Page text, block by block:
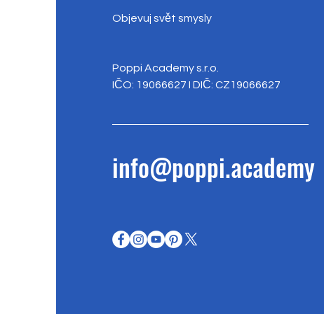
Objevuj svět smysly
Poppi Academy s.r.o.
IČO: 19066627 I DIČ: CZ19066627
info@poppi.academy